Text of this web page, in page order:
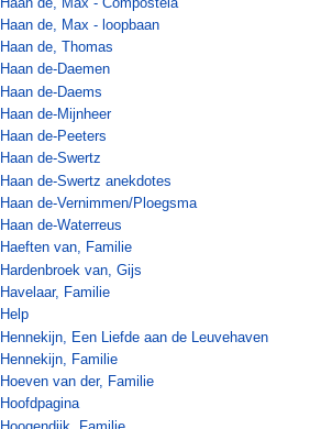
Haan de, Max - loopbaan
Haan de, Thomas
Haan de-Daemen
Haan de-Daems
Haan de-Mijnheer
Haan de-Peeters
Haan de-Swertz
Haan de-Swertz anekdotes
Haan de-Vernimmen/Ploegsma
Haan de-Waterreus
Haeften van, Familie
Hardenbroek van, Gijs
Havelaar, Familie
Help
Hennekijn, Een Liefde aan de Leuvehaven
Hennekijn, Familie
Hoeven van der, Familie
Hoofdpagina